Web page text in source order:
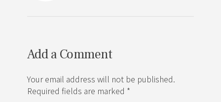
Add a Comment
Your email address will not be published.
Required fields are marked *